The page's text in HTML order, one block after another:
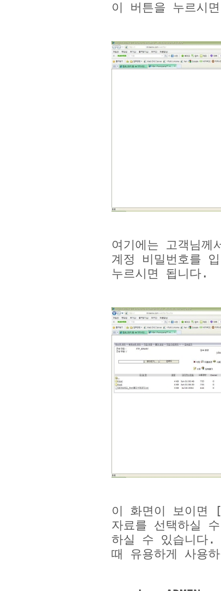
이 버튼을 누르시
여기에는 고객님께
계정 비밀번호를
누르시면 됩니다.
이 화면이 보이면
자료를 선택하실
하실 수 있습니다
때 유용하게 사용